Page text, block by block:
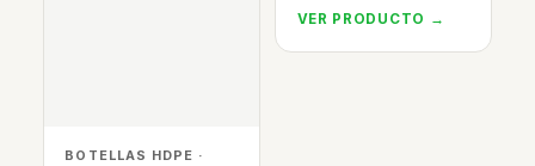
BOTELLAS HDPE ·
VER PRODUCTO →